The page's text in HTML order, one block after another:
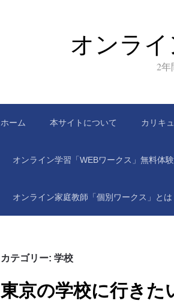
オンラ
2年
ホーム 本サイトについて カリキ
オンライン学習「WEBワークス」無料体
オンライン家庭教師「個別ワークス」とは
カテゴリー: 学校
東京の学校に行きた